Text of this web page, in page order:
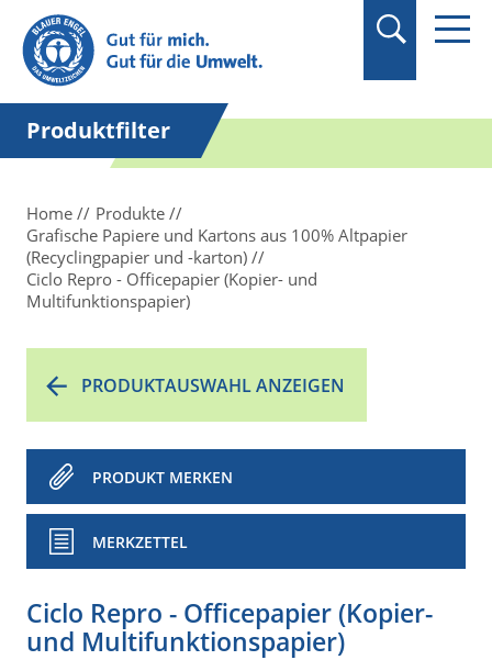
Suchbegriff in
Anführungszeichen
setzen.
Produktfilter
Home
Produkte
Grafische Papiere und Kartons aus 100% Altpapier
(Recyclingpapier und -karton)
Ciclo Repro - Officepapier (Kopier- und
Multifunktionspapier)
PRODUKTAUSWAHL ANZEIGEN
PRODUKT MERKEN
MERKZETTEL
Ciclo Repro - Officepapier (Kopier-
und Multifunktionspapier)